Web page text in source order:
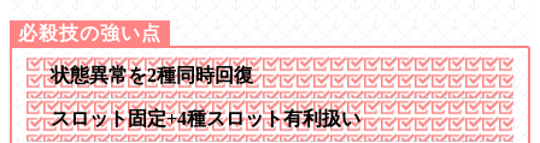
状態異常を2種同時回復
スロット固定+4種スロット有利扱い